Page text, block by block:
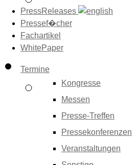
PressReleases
Pressef�cher
Fachartikel
WhitePaper
Termine
Kongresse
Messen
Presse-Treffen
Pressekonferenzen
Veranstaltungen